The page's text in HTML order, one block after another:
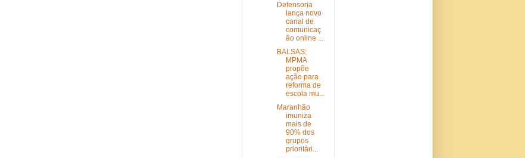
Defensoria
lança novo
canal de
comunicaç
ão online ...
BALSAS:
MPMA
propõe
ação para
reforma de
escola mu...
Maranhão
imuniza
mais de
90% dos
grupos
prioritári...